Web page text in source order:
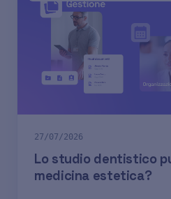
27/07/2026
Lo studio dentistico
medicina estetica?